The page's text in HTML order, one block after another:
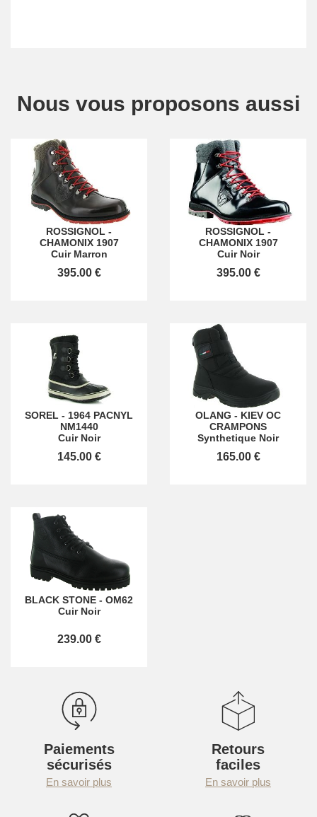
Nous vous proposons aussi
ROSSIGNOL -
CHAMONIX 1907
Cuir Marron
395.00 €
ROSSIGNOL -
CHAMONIX 1907
Cuir Noir
395.00 €
SOREL - 1964 PACNYL
NM1440
Cuir Noir
145.00 €
OLANG - KIEV OC
CRAMPONS
Synthetique Noir
165.00 €
BLACK STONE - OM62
Cuir Noir
239.00 €
Paiements
sécurisés
En savoir plus
Retours
faciles
En savoir plus